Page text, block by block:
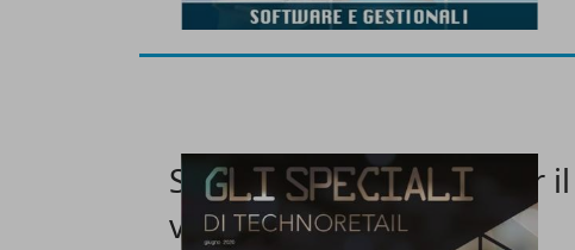
Speciale Attrezzature per
vendita 2020